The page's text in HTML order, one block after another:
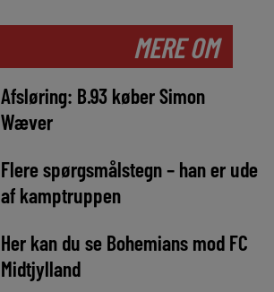
MERE OM
Afsløring: B.93 køber Simon
Wæver
Flere spørgsmålstegn – han er ude
af kamptruppen
Her kan du se Bohemians mod FC
Midtjylland